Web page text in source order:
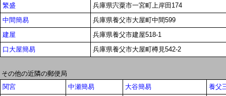
繁盛
兵庫県宍粟市一宮町上岸田174
中間簡易
兵庫県養父市大屋町中間599
建屋
兵庫県養父市建屋518-1
口大屋簡易
兵庫県養父市大屋町樽見542-2
その他の近隣の郵便局
関宮
中瀬簡易 大谷簡易
養父